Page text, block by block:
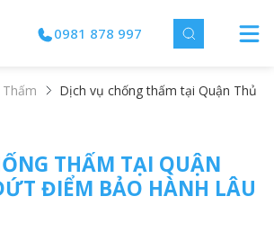
0981 878 997
Thấm Dịch vụ chống thấm tại Quận Thủ
THẤM TẠI QUẬN
ĐIỂM BẢO HÀNH LÂU